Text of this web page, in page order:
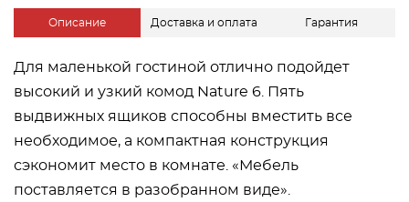
Описание Доставка и оплата Гарантия
Для маленькой гостиной отлично подойдет
высокий и узкий комод Nature 6. Пять
выдвижных ящиков способны вместить все
необходимое, а компактная конструкция
сэкономит место в комнате. «Мебель
поставляется в разобранном виде».